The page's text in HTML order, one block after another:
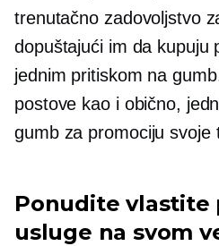
trenutačno zadovoljstvo
dopuštajući im da kupuju
jednim pritiskom na
postove kao i obično,
gumb za promociju svoje
Ponudite vlastite
usluge na svom